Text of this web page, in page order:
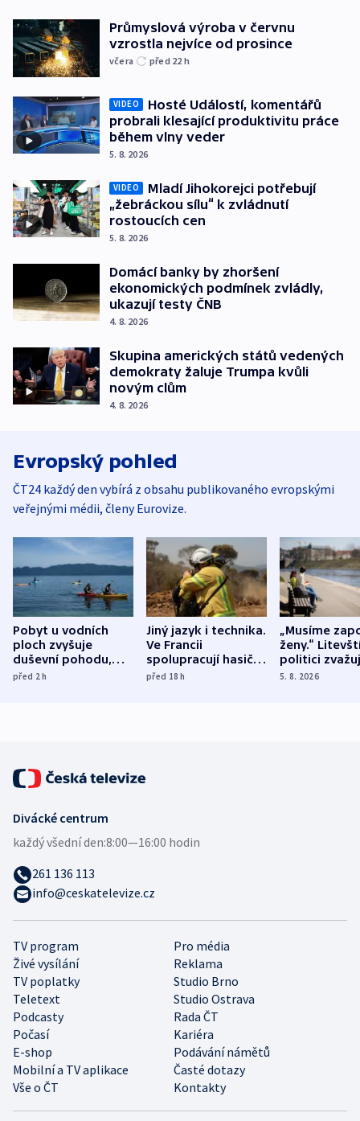
Průmyslová výroba v červnu
vzrostla nejvíce od prosince
včera před 22 h
VIDEO
Hosté Událostí, komentářů
probrali klesající produktivitu práce
během vlny veder
5. 8. 2026
VIDEO
Mladí Jihokorejci potřebují
„žebráckou sílu“ k zvládnutí
rostoucích cen
5. 8. 2026
Domácí banky by zhoršení
ekonomických podmínek zvládly,
ukazují testy ČNB
4. 8. 2026
Skupina amerických států vedených
demokraty žaluje Trumpa kvůli
novým clům
4. 8. 2026
Evropský pohled
ČT24 každý den vybírá z obsahu publikovaného evropskými
veřejnými médii, členy Eurovize.
Pobyt u vodních
ploch zvyšuje
duševní pohodu,
ukázala
před 2h
Jiný jazyk i technika.
Ve Francii
spolupracují hasiči z
různých zemí
před 18h
„Musíme
ženy.“
politici
dohodu o
5. 8. 2026
TV program
Pro média
Živé vysílání
Reklama
TV poplatky
Studio Brno
Teletext
Studio Ostrava
Podcasty
Rada ČT
Počasí
Kariéra
E-shop
Podávání námětů
Mobilní a TV aplikace
Časté dotazy
Vše o ČT
Kontakty
Divácké centrum
každý všední den:8:00—16:00 hodin
261 136 113
info@ceskatelevize.cz